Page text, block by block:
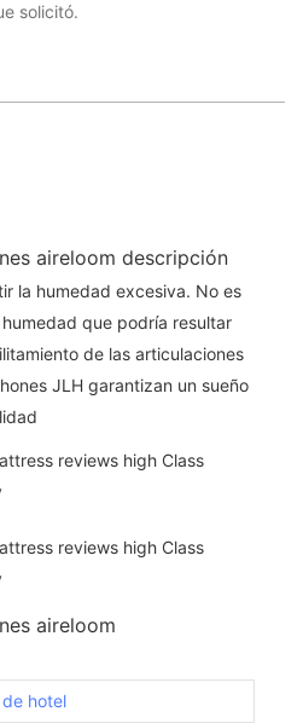
solicitó.
aireloom descripción
la humedad excesiva. No es
que podría resultar
de las articulaciones
JLH garantizan un sueño
aireloom
hotel